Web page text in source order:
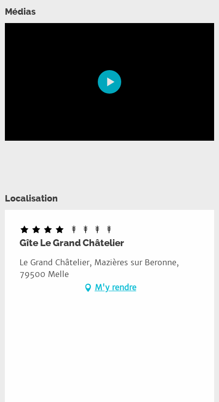
Médias
©
Localisation
Gîte Le Grand Châtelier
Le Grand Châtelier, Mazières sur Beronne,
79500 Melle
M'y rendre